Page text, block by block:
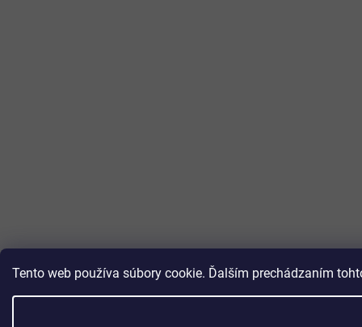
Tento web používa súbory cookie. Ďalším prechádzaním